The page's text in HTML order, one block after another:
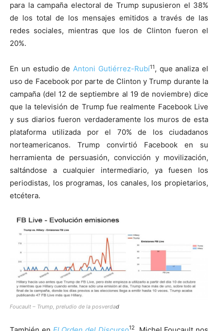
para la campaña electoral de Trump supusieron el 38%
de los total de los mensajes emitidos a través de las
redes sociales, mientras que los de Clinton fueron el
20%.
En un estudio de Antoni Gutiérrez-Rubí11, que analiza el
uso de Facebook por parte de Clinton y Trump durante la
campaña (del 12 de septiembre al 19 de noviembre) dice
que la televisión de Trump fue realmente Facebook Live
y sus diarios fueron verdaderamente los muros de esta
plataforma utilizada por el 70% de los ciudadanos
norteamericanos. Trump convirtió Facebook en su
herramienta de persuasión, convicción y movilización,
saltándose a cualquier intermediario, ya fuesen los
periodistas, los programas, los canales, los propietarios,
etcétera.
Foucault – Trump, preludio de la posverdad
12